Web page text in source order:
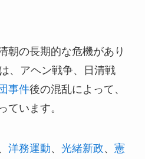
朝の長期的な危機があり
、アヘン戦争、日清戦
事件後の混乱によって、
ています。
洋務運動、 光緒新政、 憲